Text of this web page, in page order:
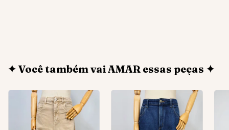
✦ Você também vai AMAR essas peças ✦